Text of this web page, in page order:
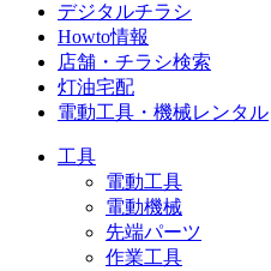
デジタルチラシ
Howto情報
店舗・チラシ検索
灯油宅配
電動工具・機械レンタル
工具
電動工具
電動機械
先端パーツ
作業工具